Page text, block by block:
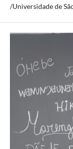
/Universidade de